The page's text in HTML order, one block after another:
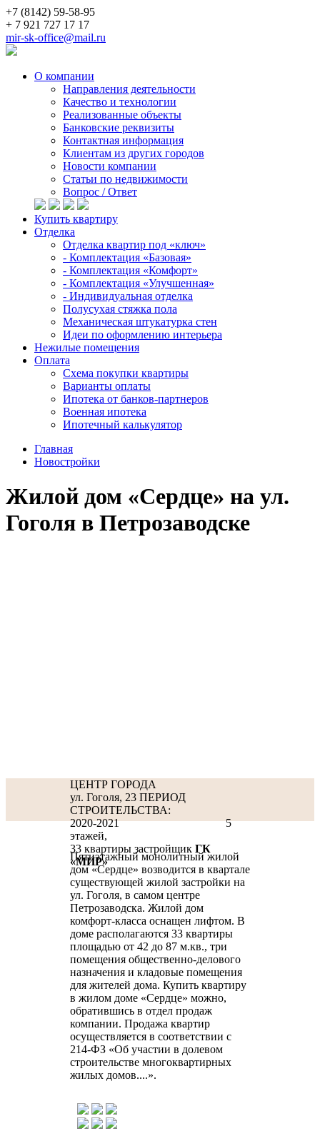
+7 (8142) 59-58-95
+ 7 921 727 17 17
mir-sk-office@mail.ru
О компании
Направления деятельности
Качество и технологии
Реализованные объекты
Банковские реквизиты
Контактная информация
Клиентам из других городов
Новости компании
Статьи по недвижимости
Вопрос / Ответ
Купить квартиру
Отделка
Отделка квартир под «ключ»
- Комплектация «Базовая»
- Комплектация «Комфорт»
- Комплектация «Улучшенная»
- Индивидуальная отделка
Полусухая стяжка пола
Механическая штукатурка стен
Идеи по оформлению интерьера
Нежилые помещения
Оплата
Схема покупки квартиры
Варианты оплаты
Ипотека от банков-партнеров
Военная ипотека
Ипотечный калькулятор
Главная
Новостройки
Жилой дом «Сердце» на ул.
Гоголя в Петрозаводске
ЦЕНТР ГОРОДА
ул. Гоголя, 23 ПЕРИОД
СТРОИТЕЛЬСТВА:
2020-2021
5
этажей,
33 квартиры застройщик ГК
«МИР»
Пятиэтажный монолитный жилой
дом «Сердце» возводится в квартале
существующей жилой застройки на
ул. Гоголя, в самом центре
Петрозаводска. Жилой дом
комфорт-класса оснащен лифтом. В
доме располагаются 33 квартиры
площадью от 42 до 87 м.кв., три
помещения общественно-делового
назначения и кладовые помещения
для жителей дома. Купить квартиру
в жилом доме «Сердце» можно,
обратившись в отдел продаж
компании. Продажа квартир
осуществляется в соответствии с
214-ФЗ «Об участии в долевом
строительстве многоквартирных
жилых домов....».